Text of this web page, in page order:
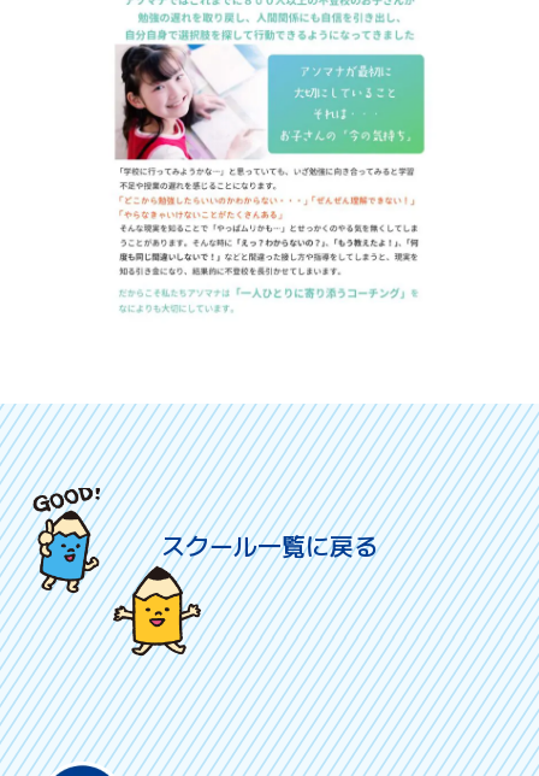
スクール一覧に戻る